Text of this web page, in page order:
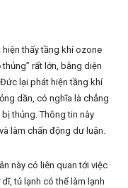
thấy tầng khí ozone
rất lớn, bằng diện
lại phát hiện tầng khí
dần, có nghĩa là chẳng
thủng. Thông tin này
làm chấn động dư luận.
này có liên quan tới việc
tủ lạnh có thể làm lạnh